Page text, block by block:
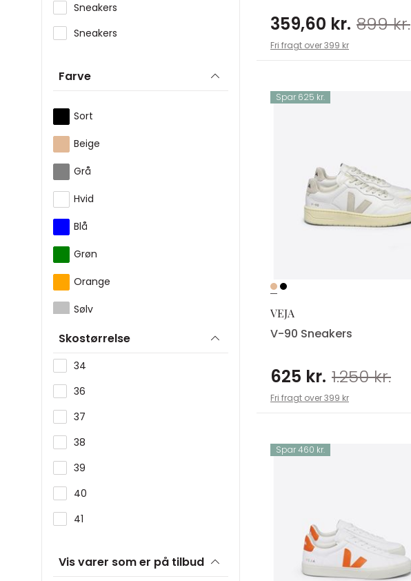
Sneakers
Sneakers
Farve
Sort
Beige
Grå
Hvid
Blå
Grøn
Orange
Sølv
Skostørrelse
34
36
37
38
39
40
41
Vis varer som er på tilbud
359,60 kr. 899 kr.
Fri fragt over 399 kr
Spar 625 kr.
VEJA
V-90 Sneakers
625 kr. 1.250 kr.
Fri fragt over 399 kr
Spar 460 kr.